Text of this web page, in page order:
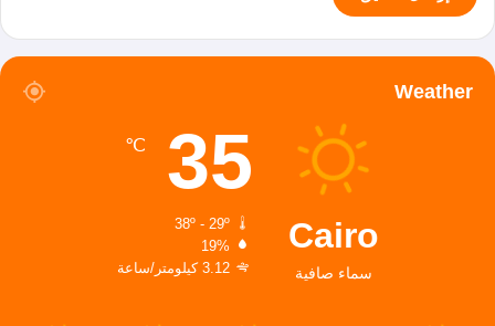
Weather
Cairo
سماء صافية
35
℃
38º - 29º
19%
3.12 كيلومتر/ساعة